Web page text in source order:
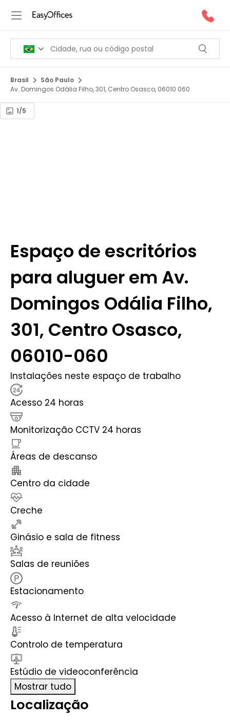
Brasil
São Paulo
Av. Domingos Odália Filho, 301, Centro Osasco, 06010 060
1/5
Espaço de escritórios
para aluguer em Av.
Domingos Odália Filho,
301, Centro Osasco,
06010-060
Instalações neste espaço de trabalho
Acesso 24 horas
Monitorização CCTV 24 horas
Áreas de descanso
Centro da cidade
Creche
Ginásio e sala de fitness
Salas de reuniões
Estacionamento
Acesso à Internet de alta velocidade
Controlo de temperatura
Estúdio de videoconferência
Mostrar tudo
Localização